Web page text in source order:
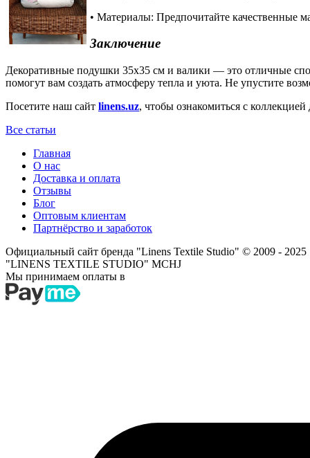
• Материалы: Предпочитайте качественные
Заключение
Декоративные подушки 35x35 см и валики — это отличные
помогут вам создать атмосферу тепла и уюта. Не упустите
Посетите наш сайт linens.uz, чтобы ознакомиться с
Все статьи
Главная
О нас
Доставка и оплата
Отзывы
Блог
Оптовым клиентам
Партнёрство и заработок
Официальный сайт бренда "Linens Textile Studio" © 2009 - 2025
"LINENS TEXTILE STUDIO" MCHJ
Мы принимаем оплаты в